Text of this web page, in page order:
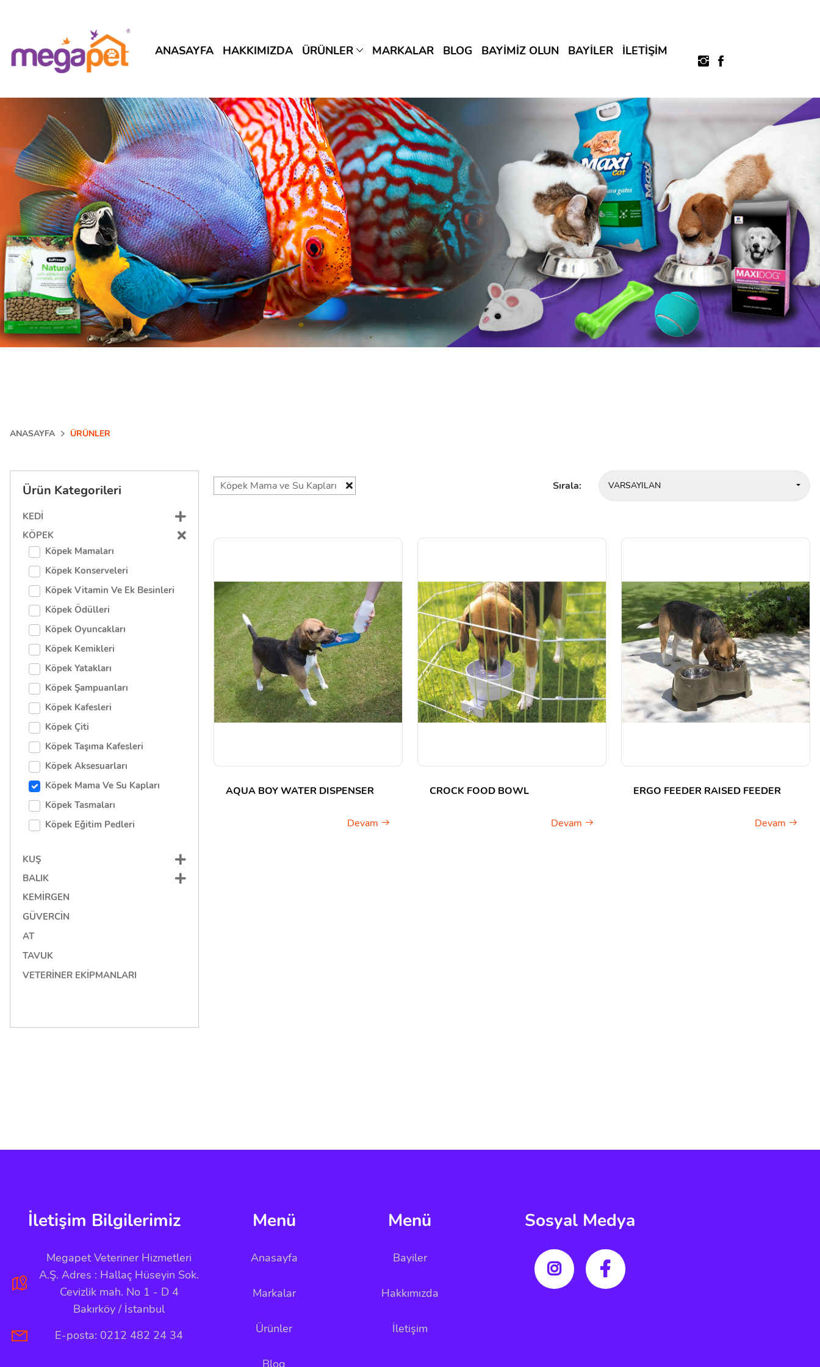
ANASAYFA HAKKIMIZDA ÜRÜNLER MARKALAR BLOG BAYİMİZ OLUN BAYİLER İLETİŞİM
ANASAYFA ÜRÜNLER
Köpek Mama ve Su Kapları Sırala: VARSAYILAN
AQUA BOY WATER DISPENSER
Devam
CROCK FOOD BOWL
Devam
ERGO FEEDER RAISED FEEDER
Devam
Ürün Kategorileri
KEDI
KÖPEK
Köpek Mamaları
Köpek Konserveleri
Köpek Vitamin Ve Ek Besinleri
Köpek Ödülleri
Köpek Oyuncakları
Köpek Kemikleri
Köpek Yatakları
Köpek Şampuanları
Köpek Kafesleri
Köpek Çiti
Köpek Taşıma Kafesleri
Köpek Aksesuarları
Köpek Mama Ve Su Kapları
Köpek Tasmaları
Köpek Eğitim Pedleri
KUŞ
BALIK
KEMIRGEN
GÜVERCIN
AT
TAVUK
VETERINER EKIPMANLARI
İletişim Bilgilerimiz
Megapet Veteriner Hizmetleri
A.Ş. Adres : Hallaç Hüseyin Sok.
Cevizlik mah. No 1 - D 4
Bakırköy / İstanbul
E-posta: 0212 482 24 34
Menü
Anasayfa
Markalar
Ürünler
Blog
Menü
Bayiler
Hakkımızda
İletişim
Sosyal Medya